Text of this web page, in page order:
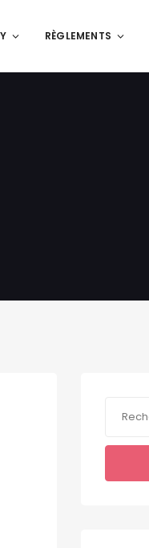
RÈGLEMENTS